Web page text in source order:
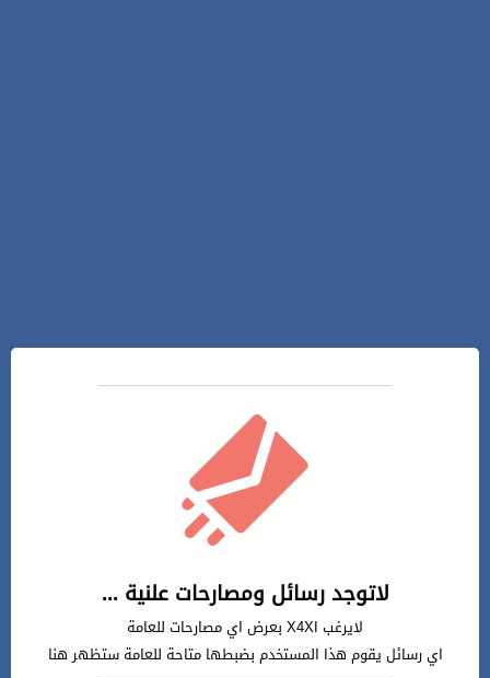
لاتوجد رسائل ومصارحات علنية ...
لايرغب X4XI بعرض اي مصارحات للعامة
اي رسائل يقوم هذا المستخدم بضبطها متاحة للعامة ستظهر هنا